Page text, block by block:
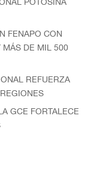
FENAPO CON
MÁS DE MIL 500
REFUERZA
GCE FORTALECE